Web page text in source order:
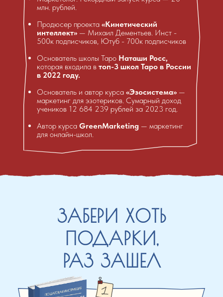
млн. рублей.
Продюсер проекта «Кинетический
интеллект» — Михаил Дементьев. Инст -
500к подписчиков, Ютуб - 700к подписчиков
Основатель школы Таро Наташи Росс,
которая входила в топ-3 школ Таро в России
в 2022 году.
Основатель и автор курса «Эзосистема» —
маркетинг для эзотериков. Сумарный доход
учеников 12 684 239 рублей за 2023 год.
Автор курса GreenMarketing — маркетинг
для онлайн-школ.
ЗАБЕРИ ХОТЬ
ПОДАРКИ,
РАЗ ЗАШЕЛ